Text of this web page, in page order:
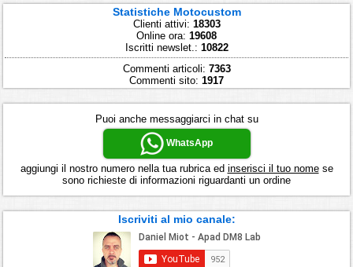
Statistiche Motocustom
Clienti attivi: 18303
Online ora: 19608
Iscritti newslet.: 10822
Commenti articoli: 7363
Commenti sito: 1917
Puoi anche messaggiarci in chat su
WhatsApp
aggiungi il nostro numero nella tua rubrica ed inserisci il tuo nomese
sono richieste di informazioni riguardanti un ordine
Iscriviti al mio canale: